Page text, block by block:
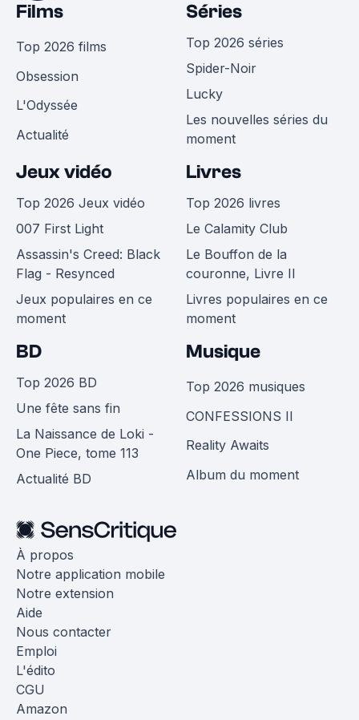
Films
Top 2026 films
Obsession
L'Odyssée
Actualité
Séries
Top 2026 séries
Spider-Noir
Lucky
Les nouvelles séries du
moment
Jeux vidéo
Top 2026 Jeux vidéo
007 First Light
Assassin's Creed: Black
Flag - Resynced
Jeux populaires en ce
moment
Livres
Top 2026 livres
Le Calamity Club
Le Bouffon de la
couronne, Livre II
Livres populaires en ce
moment
BD
Top 2026 BD
Une fête sans fin
La Naissance de Loki -
One Piece, tome 113
Actualité BD
Musique
Top 2026 musiques
CONFESSIONS II
Reality Awaits
Album du moment
À propos
Notre application mobile
Notre extension
Aide
Nous contacter
Emploi
L'édito
CGU
Amazon